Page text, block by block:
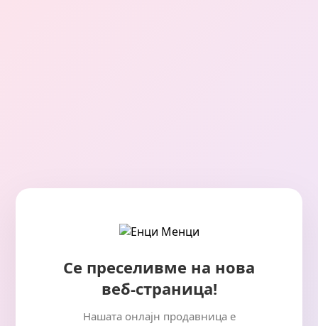
Се преселивме на нова
веб-страница!
Нашата онлајн продавница е